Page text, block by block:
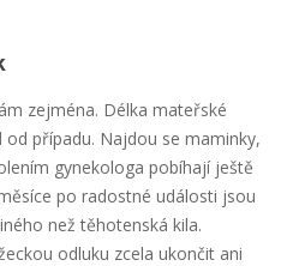
zejména. Délka mateřské
případu. Najdou se maminky,
gynekologa pobíhají ještě
po radostné události jsou
než těhotenská kila.
odluku zcela ukončit ani